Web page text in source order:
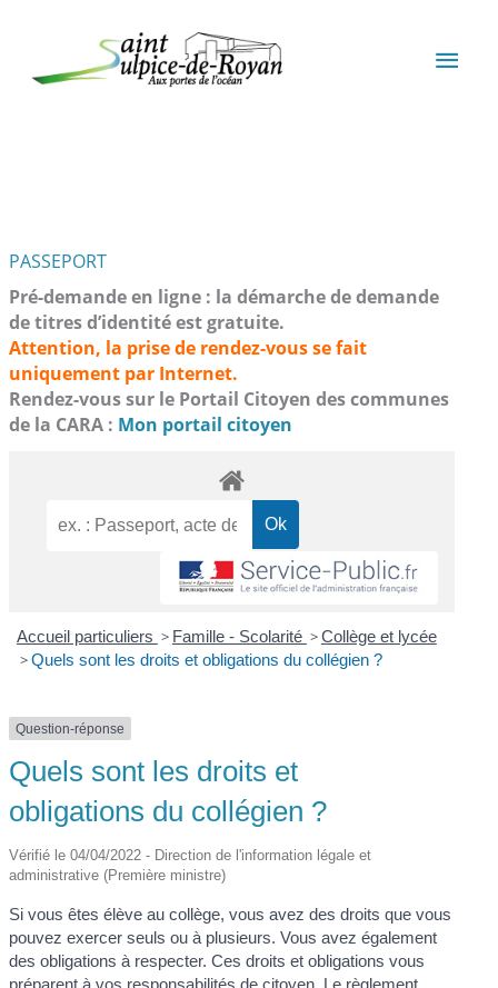
PASSEPORT
Pré-demande en ligne : la démarche de demande
de titres d’identité est gratuite.
Attention, la prise de rendez-vous se fait
uniquement par Internet.
Rendez-vous sur le Portail Citoyen des communes
de la CARA : Mon portail citoyen
Accueil particuliers > Famille - Scolarité >Collège et lycée
>Quels sont les droits et obligations du collégien ?
Question-réponse
Quels sont les droits et
obligations du collégien ?
Vérifié le 04/04/2022 - Direction de l'information légale et
administrative (Première ministre)
Si vous êtes élève au collège, vous avez des droits que vous
pouvez exercer seuls ou à plusieurs. Vous avez également
des obligations à respecter. Ces droits et obligations vous
préparent à vos responsabilités de citoyen. Le règlement